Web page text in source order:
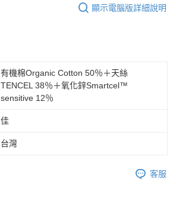
顯示電腦版詳細說明
有機棉Organic Cotton 50％＋天絲
TENCEL 38％＋氧化鋅Smartcel™
sensitive 12％
佳
台灣
客服